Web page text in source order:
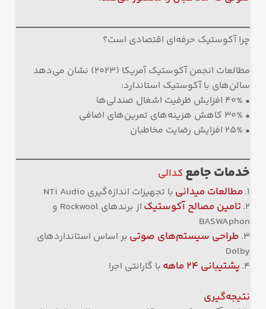
چرا آکوستیک حرفه‌ای اقتصادی است؟
مطالعات انجمن آکوستیک آمریکا (۲۰۲۳) نشان می‌دهد
سالن‌های با آکوستیک استاندارد:
• ۴۰% افزایش ظرفیت اشغال صندلی‌ها
• ۳۰% کاهش هزینه‌های تمرین‌های اضافی
• ۲۵% افزایش رضایت مخاطبان
خدمات جامعکدالی
۱. مطالعات میدانی با تجهیزات اندازه‌گیری NTi Audio
۲. تامین مصالح آکوستیک
از برندهای Rockwool و
BASWAphon
۳. طراحی سیستم‌های صوتی بر اساس استانداردهای
Dolby
۴. پشتیبانی ۲۴ ماهه با گارانتی اجرا
نتیجه‌گیری